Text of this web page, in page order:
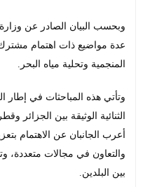
وبحسب البيان الصادر عن
عدة مواضيع ذات اهتمام
المنجمية وتحلية مياه البحر.
وتأتي هذه المباحثات في إطار
الثنائية الوثيقة بين الجزائر
أعرب الجانبان عن الاهتمام
والتعاون في مجالات متعددة،
بين البلدين.